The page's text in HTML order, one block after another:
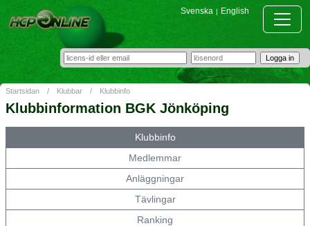
Svenska | English
Startsidan / Klubbar / Klubbinfo
Klubbinformation BGK Jönköping
Klubbinfo
Medlemmar
Anläggningar
Tävlingar
Ranking